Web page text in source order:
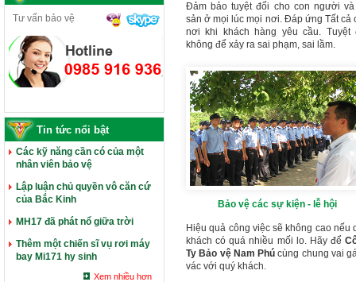
Tư vấn bảo vệ
Tin tức nổi bật
Các kỹ năng cần có của một
nhân viên bảo vệ
Lập luận chủ quyền vô căn cứ
của Bắc Kinh
MH17 đã phát nổ giữa trời
Thêm một chiến sĩ vụ rơi máy
bay Mi171 hy sinh
Xem nhiều hơn
Đảm bảo tuyệt đối cho con người
sản ở mọi lúc mọi nơi. Đáp ứng Tất cả
nơi khi khách hàng yêu cầu. Tuyệt
không để xảy ra sai phạm, sai lầm.
Bảo vệ các sự kiện - lễ hội
Hiệu quả công việc sẽ không cao nếu
khách có quá nhiều mối lo. Hãy để
Ty Bảo vệ Nam Phú cùng chung vai
vác với quý khách.